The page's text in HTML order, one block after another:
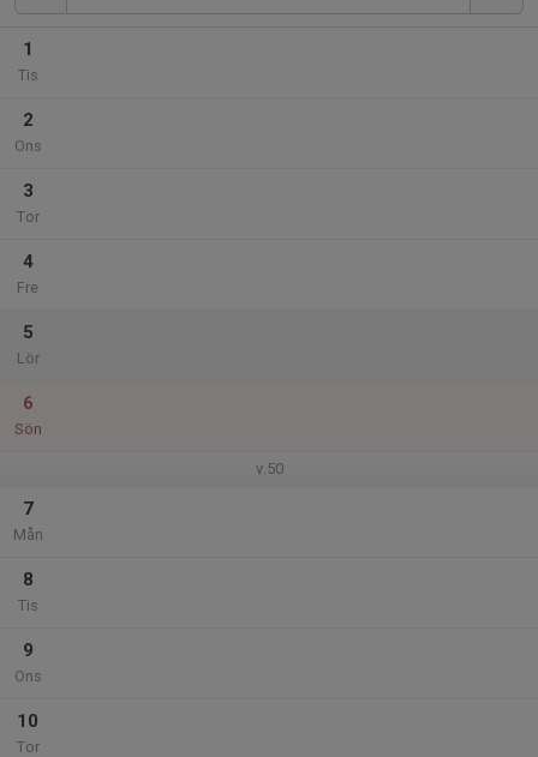
1
Tis
2
Ons
3
Tor
4
Fre
5
Lör
6
Sön
v.50
7
Mån
8
Tis
9
Ons
10
Tor